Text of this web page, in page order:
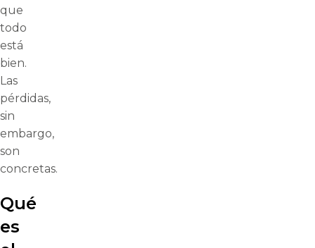
que
todo
está
bien.
Las
pérdidas,
sin
embargo,
son
concretas.
Qué
es